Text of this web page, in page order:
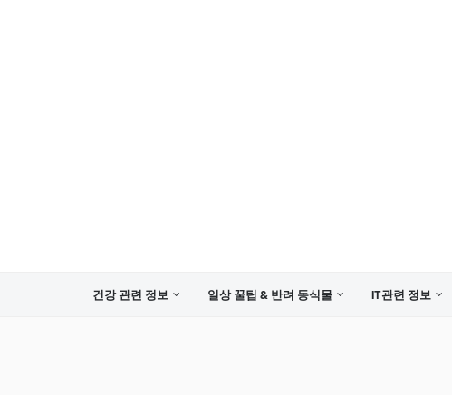
건강 관련 정보 일상 꿀팁 & 반려 동식물 IT관련 정보